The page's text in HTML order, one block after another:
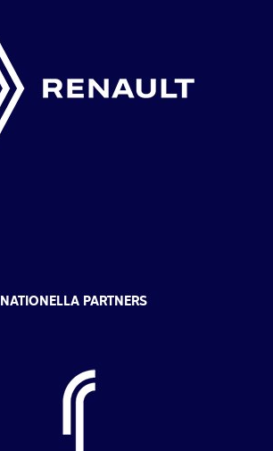
NATIONELLA PARTNERS